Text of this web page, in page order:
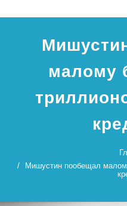
малому
Мишустин пообещал